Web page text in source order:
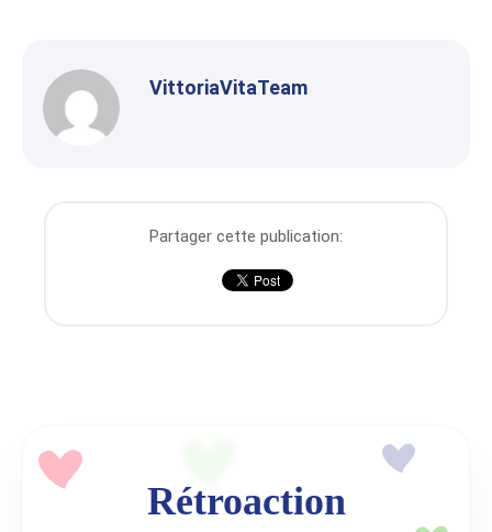
VittoriaVitaTeam
Partager cette publication:
Rétroaction